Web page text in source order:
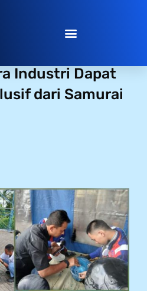
Painting,
Industri Dapat
dari Samurai